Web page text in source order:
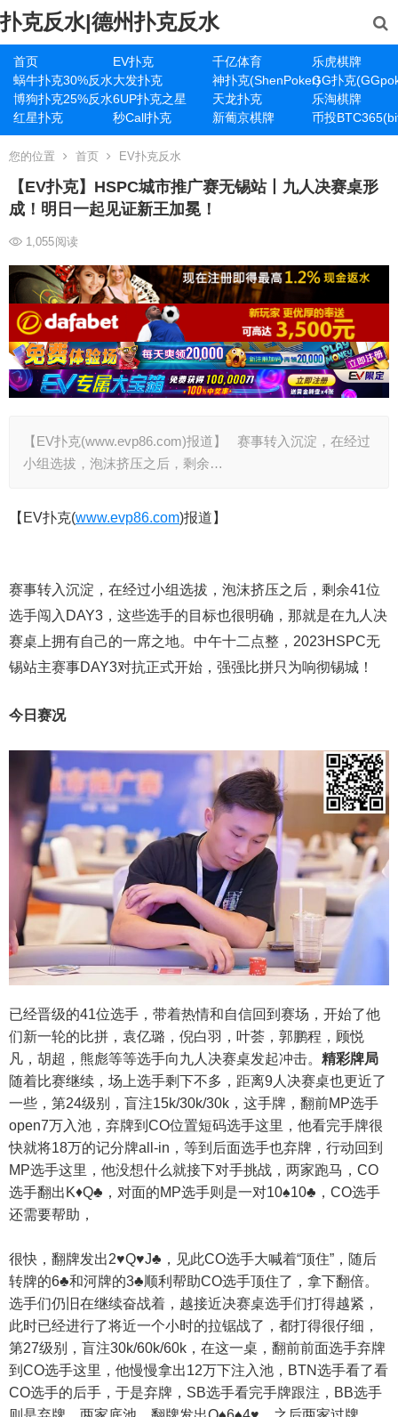
扑克反水|德州扑克反水
首页 EV扑克 千亿体育
乐虎棋牌
蜗牛扑克30%反水大发扑克 神扑克(ShenPoker)GG扑克
博狗扑克25%反水6UP扑克之星 天龙扑克
乐淘棋牌
红星扑克
秒Call扑克 新葡京棋牌 币投
您的位置 首页 EV扑克反水
【EV扑克】HSPC城市推广赛无锡站丨九人决赛桌形
成！明日一起见证新王加冕！
1,055阅读
【EV扑克(www.evp86.com)报道】 赛事转入沉淀，在经过
小组选拔，泡沫挤压之后，剩余…
【EV扑克(www.evp86.com)报道】
赛事转入沉淀，在经过小组选拔，泡沫挤压之后，剩余41位
选手闯入DAY3，这些选手的目标也很明确，那就是在九人决
赛桌上拥有自己的一席之地。中午十二点整，2023HSPC无
锡站主赛事DAY3对抗正式开始，强强比拼只为响彻锡城！
今日赛况
已经晋级的41位选手，带着热情和自信回到赛场，开始了他
们新一轮的比拼，袁亿璐，倪白羽，叶荟，郭鹏程，顾悦
凡，胡超，熊彪等等选手向九人决赛桌发起冲击。 精彩牌局
随着比赛继续，场上选手剩下不多，距离9人决赛桌也更近了
一些，第24级别，盲注15k/30k/30k，这手牌，翻前MP选手
open7万入池，弃牌到CO位置短码选手这里，他看完手牌很
快就将18万的记分牌all-in，等到后面选手也弃牌，行动回到
MP选手这里，他没想什么就接下对手挑战，两家跑马，CO
选手翻出K♦️Q♣️，对面的MP选手则是一对10♠️10♣️，CO选手
还需要帮助，
很快，翻牌发出2♥️Q♥️J♣️，见此CO选手大喊着“顶住”，随后
转牌的6♣️和河牌的3♣️顺利帮助CO选手顶住了，拿下翻倍。
选手们仍旧在继续奋战着，越接近决赛桌选手们打得越紧，
此时已经进行了将近一个小时的拉锯战了，都打得很仔细，
第27级别，盲注30k/60k/60k，在这一桌，翻前前面选手弃牌
到CO选手这里，他慢慢拿出12万下注入池，BTN选手看了看
CO选手的后手，于是弃牌，SB选手看完手牌跟注，BB选手